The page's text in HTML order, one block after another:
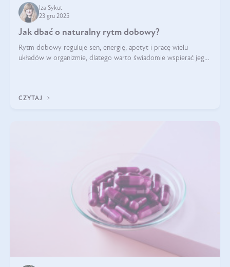
Iza Sykut
23 gru 2025
Jak dbać o naturalny rytm dobowy?
Rytm dobowy reguluje sen, energię, apetyt i pracę wielu
układów w organizmie, dlatego warto świadomie wspierać jego
CZYTAJ